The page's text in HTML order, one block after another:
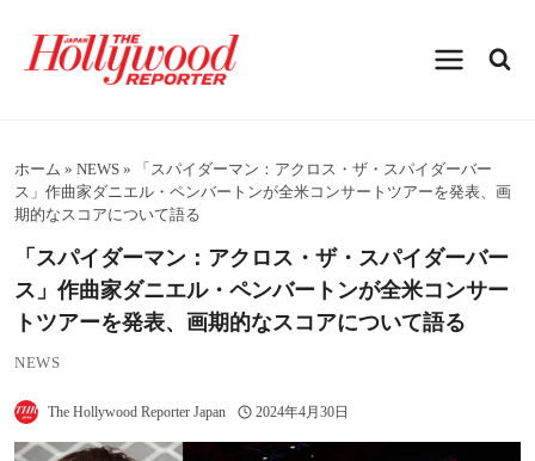
プホーム » NEWS »
「スパイダーマン：アクロス・ザ・スパイダーバー
ス」作曲家ダニエル・ペンバートンが全米コンサートツアーを発表、画
期的なスコアについて語る
「スパイダーマン：アクロス・ザ・スパイダーバー
ス」作曲家ダニエル・ペンバートンが全米コンサー
トツアーを発表、画期的なスコアについて語る
NEWS
The Hollywood Reporter Japan 2024年4月30日